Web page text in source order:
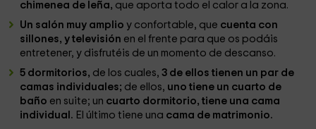
chimenea de leña, que aporta todo el calor a la zona.
Un salón muy amplio y confortable, que cuenta con
sillones, y televisión en el frente para que os podáis
entretener, y disfrutéis de un momento de descanso.
5 dormitorios, de los cuales, 3 de ellos tienen un par de
camas individuales; de ellos, uno tiene un cuarto de
baño en suite; un cuarto dormitorio, tiene una cama
individual. El último tiene una cama de matrimonio.